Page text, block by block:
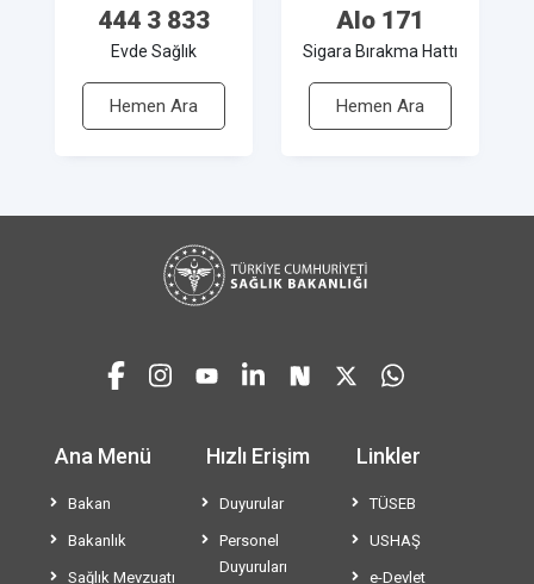
444 3 833
Evde Sağlık
Hemen Ara
Alo 171
Sigara Bırakma Hattı
Hemen Ara
Ana Menü
Bakan
Bakanlık
Sağlık Mevzuatı
Hızlı Erişim
Duyurular
Personel
Duyuruları
Linkler
TÜSEB
USHAŞ
e-Devlet